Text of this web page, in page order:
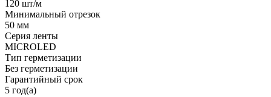
120 шт/м
Минимальный отрезок
50 мм
Серия ленты
MICROLED
Тип герметизации
Без герметизации
Гарантийный срок
5 год(а)